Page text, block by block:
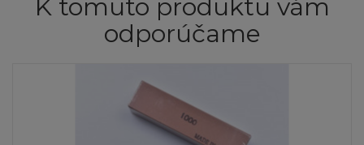
K tomuto produktu vám
odporúčame